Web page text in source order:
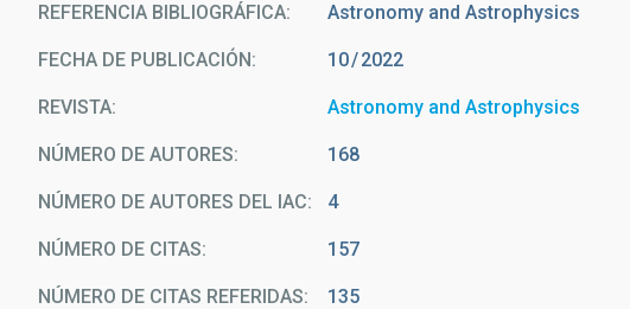
REFERENCIA BIBLIOGRÁFICA Astronomy and Astrophysics
FECHA DE PUBLICACIÓN: 10 2022
REVISTA Astronomy and Astrophysics
NÚMERO DE AUTORES 168
NÚMERO DE AUTORES DEL IAC 4
NÚMERO DE CITAS 157
NÚMERO DE CITAS REFERIDAS 135